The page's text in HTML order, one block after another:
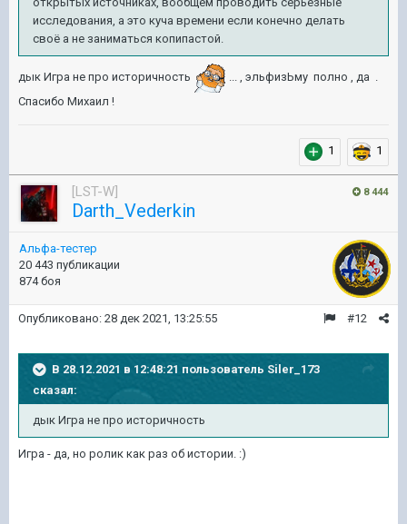
исследования, а это куча времени если конечно делать
своё а не заниматься копипастой.
дык Игра не про историчность
... , эльфизЬму полно , да .
Спасибо Михаил !
1 1
8 444
[LST-W]
Darth_Vederkin
Альфа-тестер
20 443 публикации
874 боя
#12
Опубликовано: 28 дек 2021, 13:25:55
В 28.12.2021 в 12:48:21 пользователь Siler_173
сказал:
дык Игра не про историчность
Игра - да, но ролик как раз об истории. :)